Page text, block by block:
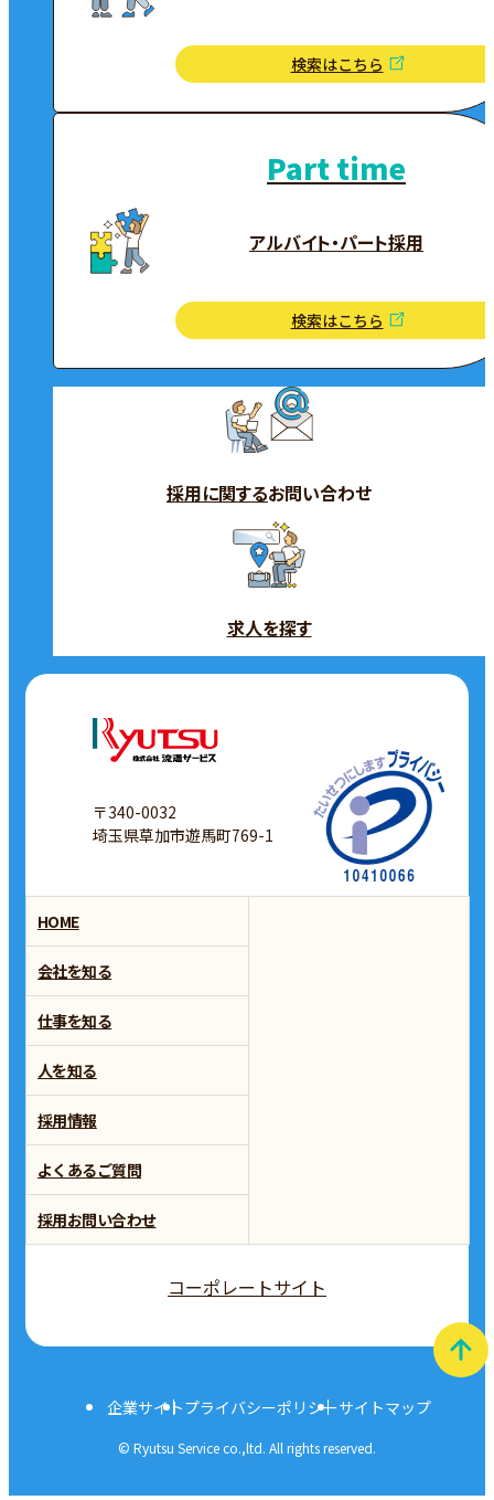
検索はこちら
アルバイト・パート採用
Part time
検索はこちら
採用に関するお問い合わせ
求人を探す
〒340-0032
埼玉県草加市遊馬町769-1
HOME
会社を知る
仕事を知る
人を知る
採用情報
よくあるご質問
採用お問い合わせ
コーポレートサイト
企業サイトプライバシーポリシーサイトマップ
© Ryutsu Service co.,ltd. All rights reserved.